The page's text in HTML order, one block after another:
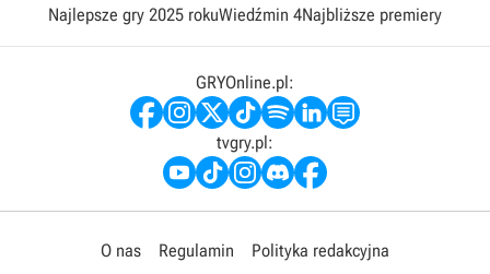
Najlepsze gry 2025 rokuWiedźmin 4Najbliższe premiery
GRYOnline.pl:
tvgry.pl:
O nas Regulamin
Polityka redakcyjna